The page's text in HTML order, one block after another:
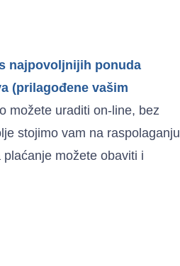
najpovoljnijih ponuda
(prilagođene vašim
možete uraditi on-line, bez
stojimo vam na raspolaganju
možete obaviti i